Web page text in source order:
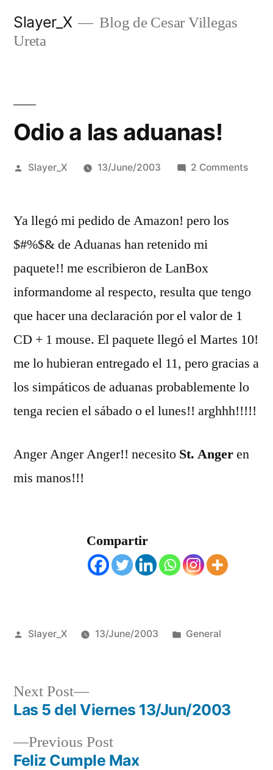
Slayer_X
Blog de Cesar Villegas
Ureta
Odio a las aduanas!
Posted
Slayer_X 13/June/2003 2 Commentson
Ya llegó mi pedido de Amazon! pero los
$#%$& de Aduanas han retenido mi
paquete!! me escribieron de LanBox
informandome al respecto, resulta que tengo
que hacer una declaración por el valor de 1
CD + 1 mouse. El paquete llegó el Martes 10!
me lo hubieran entregado el 11, pero gracias a
los simpáticos de aduanas probablemente lo
tenga recien el sábado o el lunes!! arghhh!!!!!
Anger Anger Anger!! necesito St. Angeren
mis manos!!!
Compartir
Posted
Slayer_X 13/June/2003
Posted
General
Post
navigation
Previous PostPrevious
post:
Feliz Cumple Max
Next Post
Next
post:
Las 5 del Viernes 13/Jun/2003